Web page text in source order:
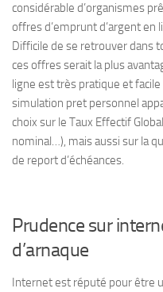
considérable d’organismes
offres d’emprunt d’argent
Difficile de se retrouver dans
ces offres serait la plus
ligne est très pratique et
simulation pret personnel
choix sur le Taux Effectif
nominal…), mais aussi sur la
de report d’échéances.
Prudence sur
d’arnaque
Internet est réputé pour être